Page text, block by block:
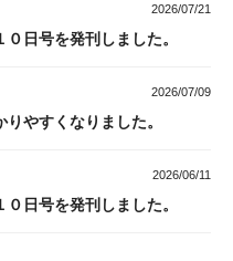
2026/07/21
日号を発刊しました。
2026/07/09
やすくなりました。
2026/06/11
日号を発刊しました。